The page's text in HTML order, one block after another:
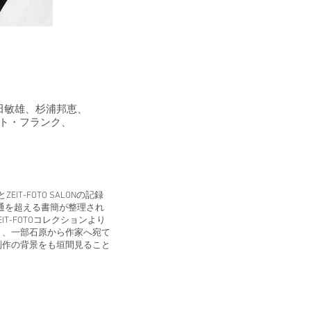
雄、杉浦邦恵、
・フランク、
FOTO SALONの記録
を超える書簡が整理され
FOTOコレクションより
一部石原から作家へ宛て
の背景をも垣間見ること